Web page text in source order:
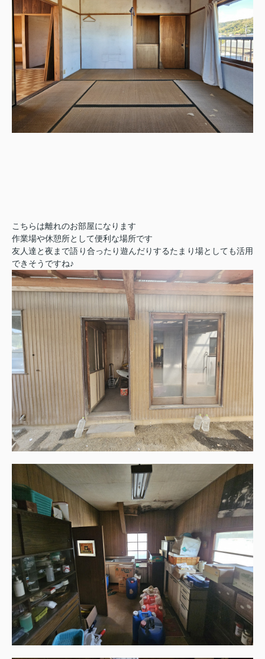
こちらは離れのお部屋になります
作業場や休憩所として便利な場所です
友人達と夜まで語り合ったり遊んだりするたまり場としても活用
できそうですね♪